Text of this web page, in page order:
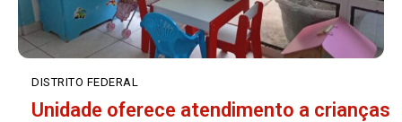
DISTRITO FEDERAL
Unidade oferece atendimento a crianças